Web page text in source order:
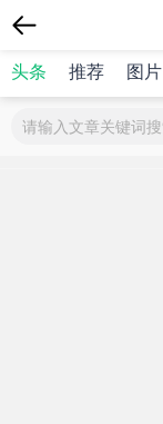
头条
推荐 图片
{$title}